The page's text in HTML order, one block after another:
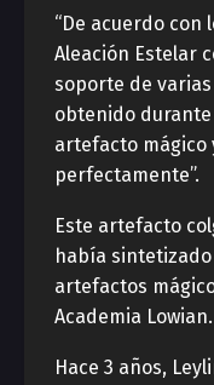
“De acuerdo con
Aleación Estelar
soporte de
obtenido
artefacto mágico
perfectamente”.
Este artefacto
había
artefactos
Academia Lowian.
Hace 3 años,